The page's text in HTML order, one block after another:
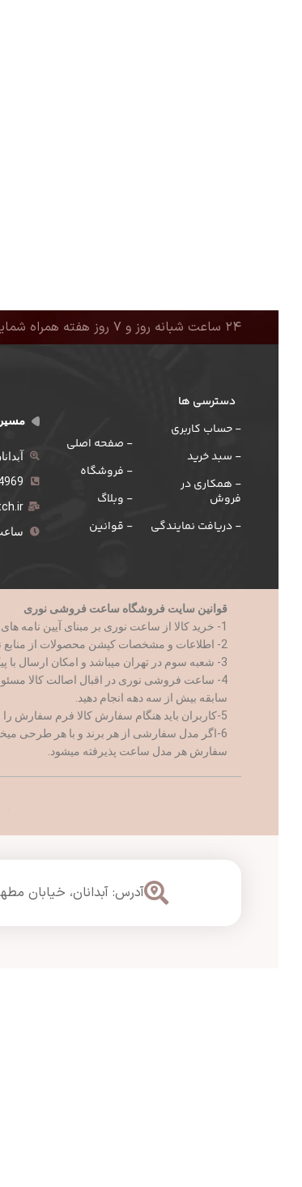
۲۴ ساعت شبانه روز و ۷ روز هفته همراه شماییم
دسترسی ها
- حساب کاربری
- سبد خرید
- همکاری در
فروش
- دریافت نمایندگی
- صفحه اصلی
- فروشگاه
- وبلاگ
- قوانین
555259
ساعت
قوانین سایت فروشگاه ساعت فروشی نوری
1- خرید کالا از ساعت نوری بر مبنای آیین نامه های موجود در مورد تجارت الکترونیک و با رعایت کامل تمام قوانین جمهوری اسلامی ایران صورت میپذیرد.
2- اطلاعات و مشخصات کپشن محصولات از منابع نمایندگی های کالا ارائه میشود.
3- شعبه سوم در تهران میباشد و امکان ارسال با پیک موتور به مناطق ۲۱ گانه تهران فراهم است
4- ساعت فروشی نوری در اقبال اصالت کالا
سابقه بیش از سه دهه انجام دهید.
5-کاربران باید هنگام سفارش کالا فرم سفارش را با اطلاعات صحیح و کامل پر نمایند
6-اگر مدل سفارشی از هر برند و با هر طرحی میخواهید با پشتیبانی ساعت نوری ارتباط برقرار کنید
سفارش هر مدل ساعت پذیرفته میشود.
آدرس: آبدانان، خیابان